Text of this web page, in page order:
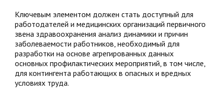
Ключевым элементом должен стать доступный для
работодателей и медицинских организаций первичного
звена здравоохранения анализ динамики и причин
заболеваемости работников, необходимый для
разработки на основе агрегированных данных
основных профилактических мероприятий, в том числе,
для контингента работающих в опасных и вредных
условиях труда.